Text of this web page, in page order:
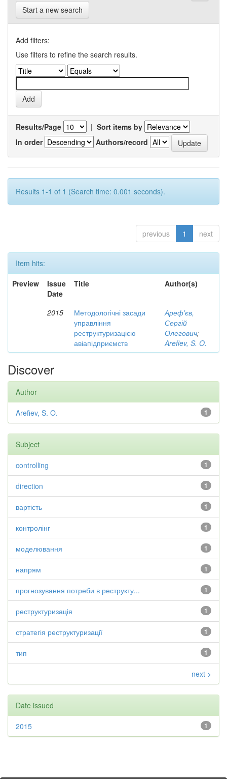
Start a new search
Add filters:
Use filters to refine the search results.
Results/Page | Sort items by
In order
Authors/record
Results 1-1 of 1 (Search time: 0.001 seconds).
previous 1 next
Item hits:
Preview
Issue
Date
Title Author(s)
2015
Методологічні засади
управління
реструктуризацією
авіапідприємств
Ареф'єв,
Сергій
Олегович;
Arefiev, S. O.
Discover
Author
1
Arefiev, S. O.
Subject
1
controlling
1
direction
1
вартість
1
контролінг
1
моделювання
1
напрям
1
прогнозування потреби в реструкту...
1
реструктуризація
1
стратегія реструктуризації
1
тип
next >
Date issued
1
2015